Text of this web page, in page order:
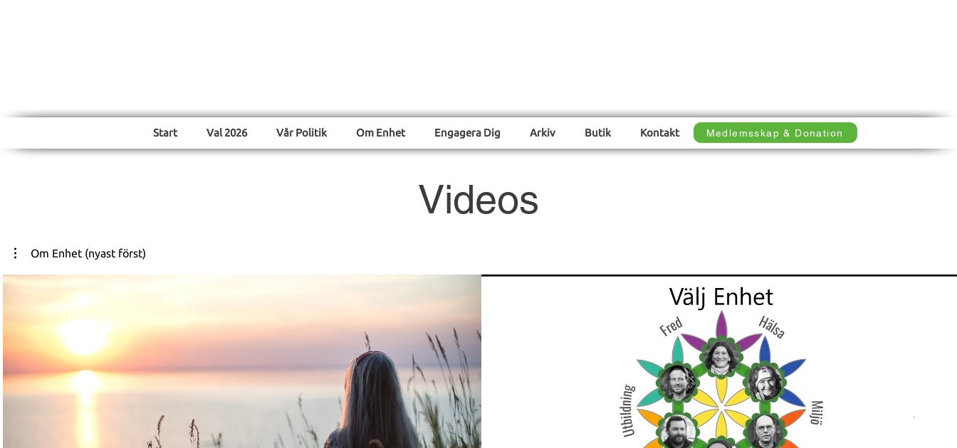
Start Val 2026 Vår Politik Om Enhet Engagera Dig Arkiv Butik Kontakt Medlemsskap & Donation
Videos
Om Enhet (nyast först)
Spela video